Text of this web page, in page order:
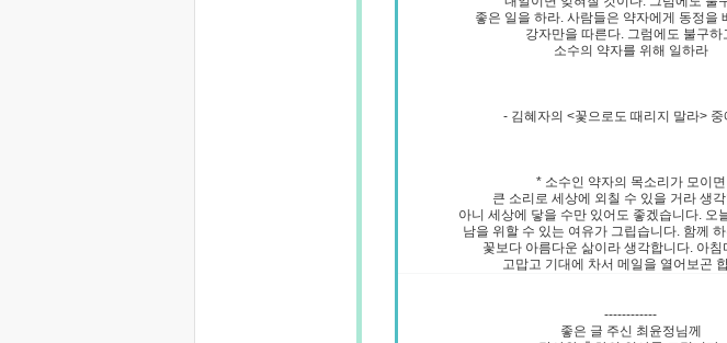
좋은 일을 하라. 사람들은 약자에게 동정을
강자만을 따른다. 그럼에도 불구하
소수의 약자를 위해 일하라
- 김혜자의 <꽃으로도 때리지 말라> 중
* 소수인 약자의 목소리가 모이면
큰 소리로 세상에 외칠 수 있을 거라 생
아니 세상에 닿을 수만 있어도 좋겠습니다. 오
남을 위할 수 있는 여유가 그립습니다. 함께
꽃보다 아름다운 삶이라 생각합니다. 아침
고맙고 기대에 차서 메일을 열어보곤
------------
좋은 글 주신 최윤정님께